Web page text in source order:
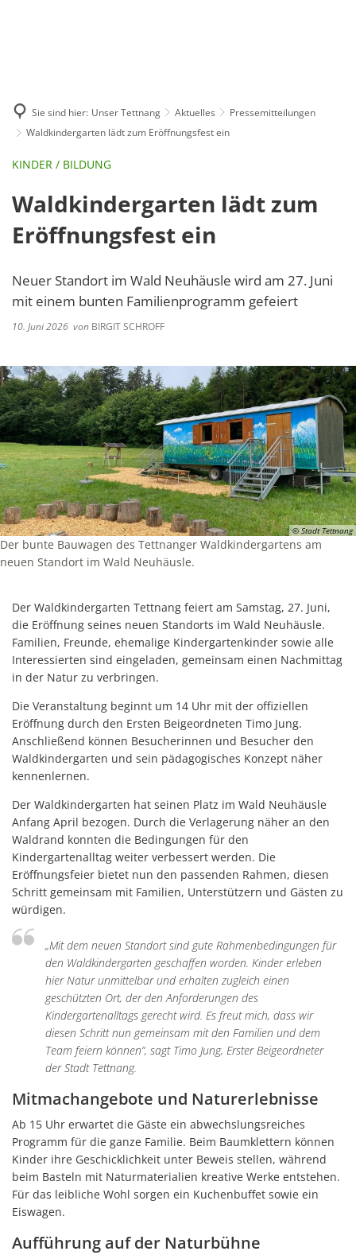
Sie sind hier: Unser Tettnang Aktuelles
Pressemitteilungen
Waldkindergarten lädt zum Eröffnungsfest ein
KINDER / BILDUNG
Waldkindergarten lädt zum
Eröffnungsfest ein
Neuer Standort im Wald Neuhäusle wird am 27. Juni
mit einem bunten Familienprogramm gefeiert
10. Juni 2026 von BIRGIT SCHROFF
© Stadt Tettnang
Der bunte Bauwagen des Tettnanger Waldkindergartens am
neuen Standort im Wald Neuhäusle.
Der Waldkindergarten Tettnang feiert am Samstag, 27. Juni,
die Eröffnung seines neuen Standorts im Wald Neuhäusle.
Familien, Freunde, ehemalige Kindergartenkinder sowie alle
Interessierten sind eingeladen, gemeinsam einen Nachmittag
in der Natur zu verbringen.
Die Veranstaltung beginnt um 14 Uhr mit der offiziellen
Eröffnung durch den Ersten Beigeordneten Timo Jung.
Anschließend können Besucherinnen und Besucher den
Waldkindergarten und sein pädagogisches Konzept näher
kennenlernen.
Der Waldkindergarten hat seinen Platz im Wald Neuhäusle
Anfang April bezogen. Durch die Verlagerung näher an den
Waldrand konnten die Bedingungen für den
Kindergartenalltag weiter verbessert werden. Die
Eröffnungsfeier bietet nun den passenden Rahmen, diesen
Schritt gemeinsam mit Familien, Unterstützern und Gästen zu
würdigen.
„Mit dem neuen Standort sind gute Rahmenbedingungen für
den Waldkindergarten geschaffen worden. Kinder erleben
hier Natur unmittelbar und erhalten zugleich einen
geschützten Ort, der den Anforderungen des
Kindergartenalltags gerecht wird. Es freut mich, dass wir
diesen Schritt nun gemeinsam mit den Familien und dem
Team feiern können“, sagt Timo Jung, Erster Beigeordneter
der Stadt Tettnang.
Mitmachangebote und Naturerlebnisse
Ab 15 Uhr erwartet die Gäste ein abwechslungsreiches
Programm für die ganze Familie. Beim Baumklettern können
Kinder ihre Geschicklichkeit unter Beweis stellen, während
beim Basteln mit Naturmaterialien kreative Werke entstehen.
Für das leibliche Wohl sorgen ein Kuchenbuffet sowie ein
Eiswagen.
Aufführung auf der Naturbühne